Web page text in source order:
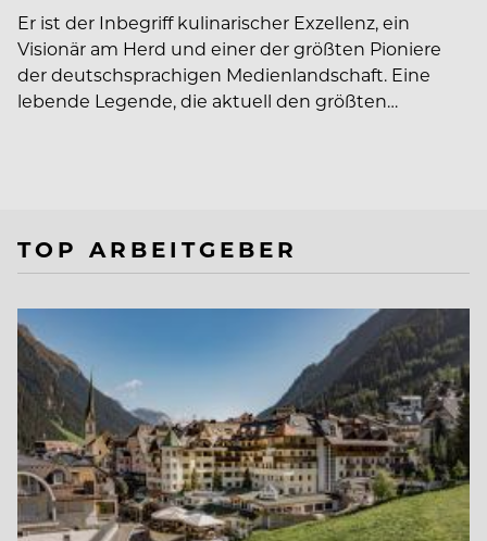
Er ist der Inbegriff kulinarischer Exzellenz, ein
Visionär am Herd und einer der größten Pioniere
der deutschsprachigen Medienlandschaft. Eine
lebende Legende, die aktuell den größten…
TOP ARBEITGEBER